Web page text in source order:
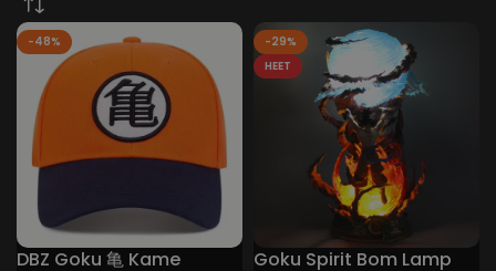
-48%
DBZ Goku 亀 Kame
-29%
HEET
Goku Spirit Bom Lamp